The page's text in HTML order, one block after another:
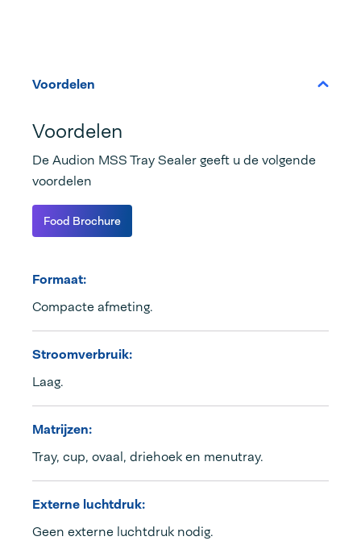
Voordelen
Voordelen
De Audion MSS Tray Sealer geeft u de volgende
voordelen
Food Brochure
Formaat:
Compacte afmeting.
Stroomverbruik:
Laag.
Matrijzen:
Tray, cup, ovaal, driehoek en menutray.
Externe luchtdruk:
Geen externe luchtdruk nodig.